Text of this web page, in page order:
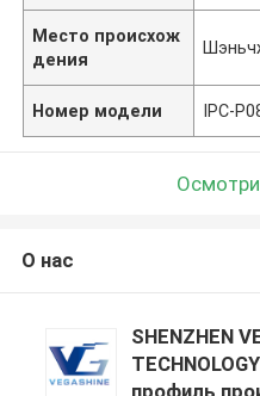
Место происхож
дения
Номер модели IPC-
О нас
SHENZHEN